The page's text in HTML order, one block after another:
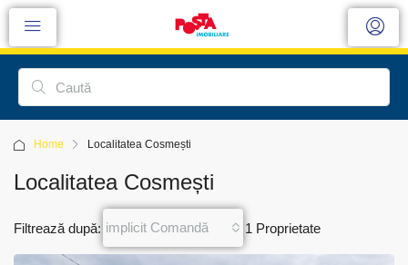
Home Localitatea Cosmești
Localitatea Cosmești
1 Proprietate
Filtrează după: implicit Comandă